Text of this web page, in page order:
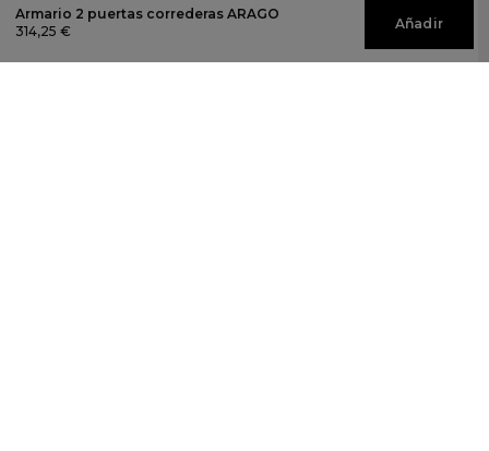
Armario 2 puertas correderas ARAGO
314,25 €
Añadir